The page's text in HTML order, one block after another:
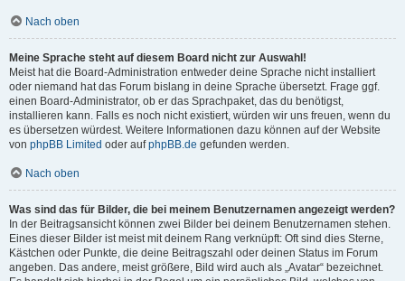
Nach oben
Meine Sprache steht auf diesem Board nicht zur Auswahl!
Meist hat die Board-Administration entweder deine Sprache nicht installiert
oder niemand hat das Forum bislang in deine Sprache übersetzt. Frage ggf.
einen Board-Administrator, ob er das Sprachpaket, das du benötigst,
installieren kann. Falls es noch nicht existiert, würden wir uns freuen, wenn du
es übersetzen würdest. Weitere Informationen dazu können auf der Website
von phpBB Limited oder aufphpBB.de gefunden werden.
Nach oben
Was sind das für Bilder, die bei meinem Benutzernamen angezeigt werden?
In der Beitragsansicht können zwei Bilder bei deinem Benutzernamen stehen.
Eines dieser Bilder ist meist mit deinem Rang verknüpft: Oft sind dies Sterne,
Kästchen oder Punkte, die deine Beitragszahl oder deinen Status im Forum
angeben. Das andere, meist größere, Bild wird auch als „Avatar“ bezeichnet.